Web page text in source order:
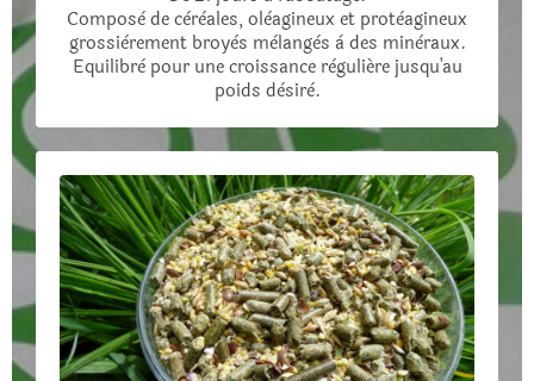
Composè de cèrèales, olèagineux et protèagineux
grossièrement broyès mèlangès à des minèraux.
Equilibrè pour une croissance règuliére jusqu'au
poids dèsirè.